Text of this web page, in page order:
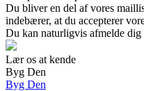
Du bliver en del af vores
indebærer, at du accepterer
Du kan naturligvis afmelde dig
Lær os at kende
Byg Den
Byg Den